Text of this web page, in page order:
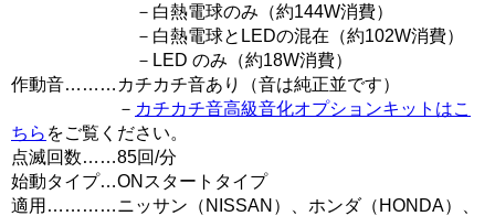
－白熱電球のみ（約144W消費）
－白熱電球とLEDの混在（約102W消費）
－LED のみ（約18W消費）
作動音………カチカチ音あり（音は純正並です）
－ カチカチ音高級音化オプションキットはこ
ちら をご覧ください。
点滅回数……85回/分
始動タイプ…ONスタートタイプ
適用…………ニッサン（NISSAN）、ホンダ（HONDA）、